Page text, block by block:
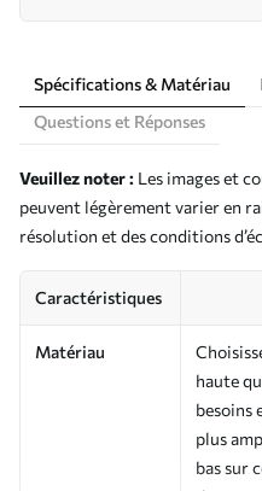
Spécifications & Matériau
Questions et Réponses
Veuillez noter : Les images et
peuvent légèrement varier en
résolution et des conditions
Caractéristiques
Matériau
haute
besoins
plus
bas sur